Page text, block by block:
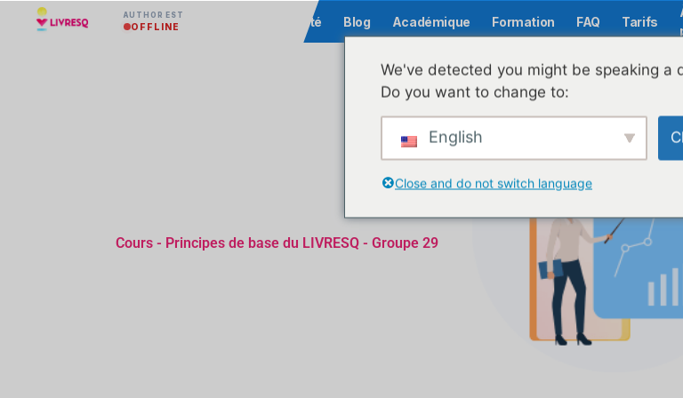
AUTHOR EST
OFFLINE Communauté Blog Académique Formation FAQ Tarifs
Cours - Principes de base du LIVRESQ - Groupe 29
We've detected you might be speaking a
Do you want to change to:
English
Close and do not switch language